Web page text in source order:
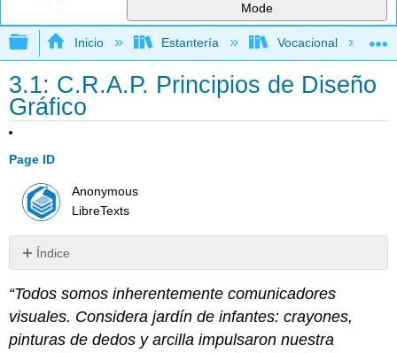
Mode
Expandir/contraer jerarquía global
Inicio Estantería Vocacional
3.1: C.R.A.P. Principios de Diseño
Gráfico
Page ID
Anonymous
LibreTexts
Índice
¿Dónde
Estamos
en
“Todos somos inherentemente comunicadores
visuales. Considera jardín de infantes: crayones,
pinturas de dedos y arcilla impulsaron nuestra